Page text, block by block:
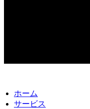
ホーム
サービス